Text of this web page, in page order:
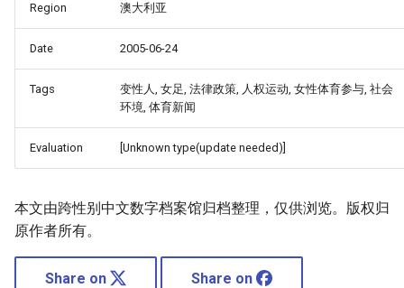
Region 澳大利亚
Date 2005-06-24
Tags
变性人, 女足, 法律政策, 人权运动, 女性体育参与, 社会
环境, 体育新闻
Evaluation [Unknown type(update needed)]
本文由跨性别中文数字档案馆归档整理，仅供浏览。版权归
原作者所有。
Share on Share on